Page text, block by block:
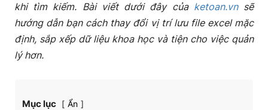
khi tìm kiếm. Bài viết dưới đây của ketoan.vnsẽ
hướng dẫn bạn cách thay đổi vị trí lưu file excel mặc
định, sắp xếp dữ liệu khoa học và tiện cho việc quản
lý hơn.
Mục lục Ẩn